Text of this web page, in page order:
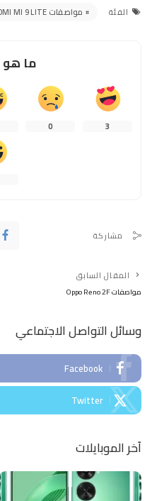
الفئة مواصفات XIAOMI MI 9 LITE
ما هو
3
0
مشاركة
المقال السابق
مواصفات Oppo Reno 2F
وسائل التواصل الاجتماعي
Facebook
Twitter
آخر الموبايلات